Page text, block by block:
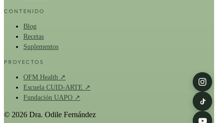
CONTENIDO
Blog
Recetas
Suplementos
PROYECTOS
OFM Health ↗
Escuela CUID-ARTE ↗
Fundación UAPO ↗
© 2026 Dra. Odile Fernández